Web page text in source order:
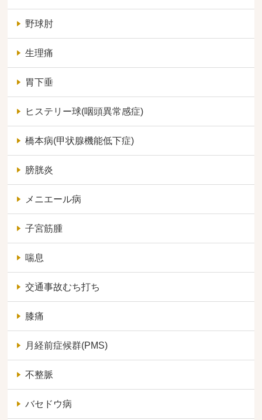
野球肘
生理痛
胃下垂
ヒステリー球(咽頭異常感症)
橋本病(甲状腺機能低下症)
膀胱炎
メニエール病
子宮筋腫
喘息
交通事故むち打ち
膝痛
月経前症候群(PMS)
不整脈
バセドウ病